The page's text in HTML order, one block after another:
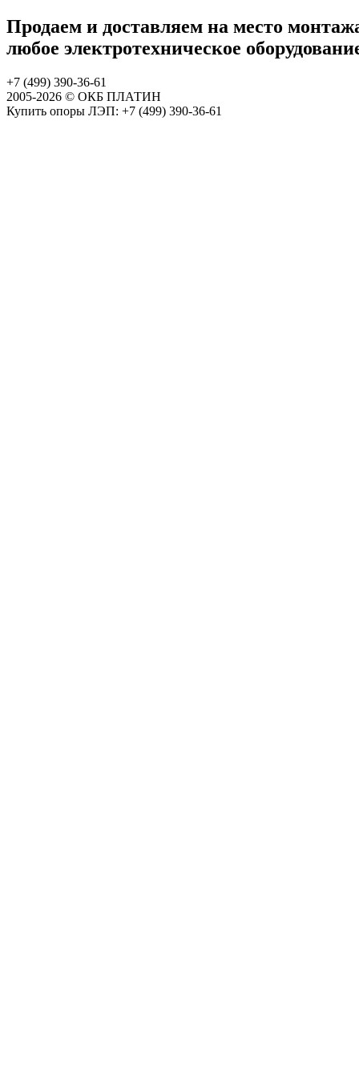
Продаем и доставляем на место
любое электротехническое
+7 (499) 390-36-61
2005-2026 © ОКБ ПЛАТИН
Купить опоры ЛЭП: +7 (499) 390-36-61